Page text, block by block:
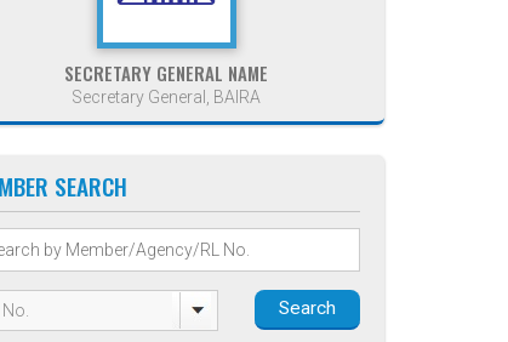
SECRETARY GENERAL NAME
Secretary General, BAIRA
SEARCH
Search